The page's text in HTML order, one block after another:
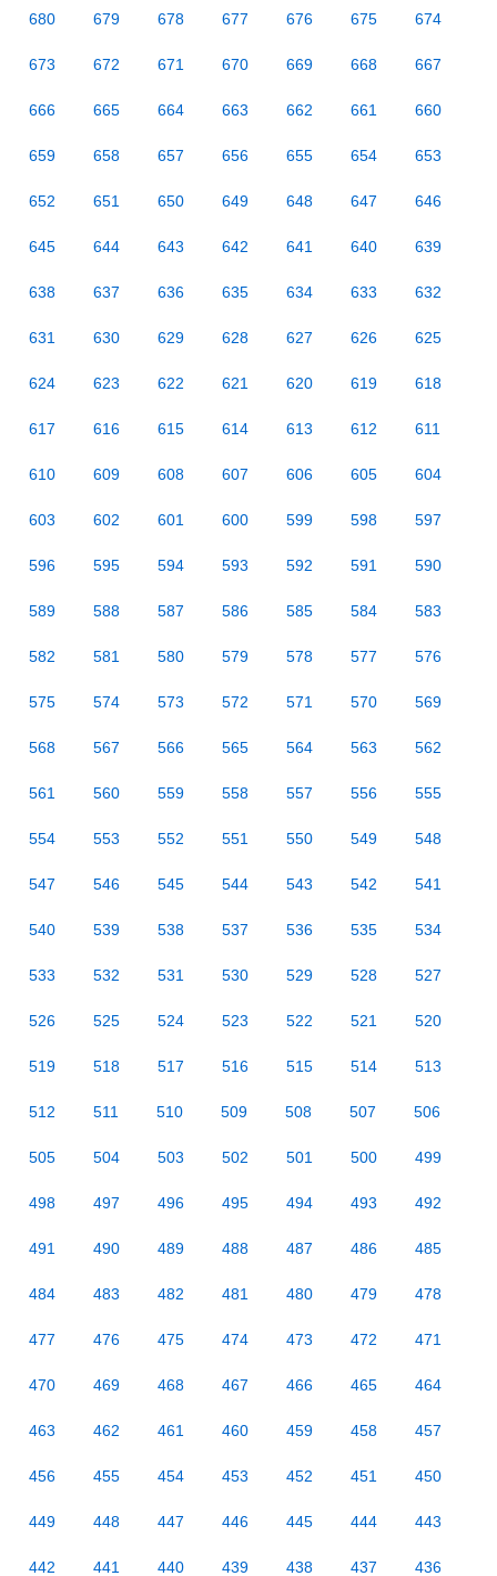
680 679 678 677 676 675 674
673 672 671 670 669 668 667
666 665 664 663 662 661 660
659 658 657 656 655 654 653
652 651 650 649 648 647 646
645 644 643 642 641 640 639
638 637 636 635 634 633 632
631 630 629 628 627 626 625
624 623 622 621 620 619 618
617 616 615 614 613 612 611
610 609 608 607 606 605 604
603 602 601 600 599 598 597
596 595 594 593 592 591 590
589 588 587 586 585 584 583
582 581 580 579 578 577 576
575 574 573 572 571 570 569
568 567 566 565 564 563 562
561 560 559 558 557 556 555
554 553 552 551 550 549 548
547 546 545 544 543 542 541
540 539 538 537 536 535 534
533 532 531 530 529 528 527
526 525 524 523 522 521 520
519 518 517 516 515 514 513
512 511 510 509 508 507 506
505 504 503 502 501 500 499
498 497 496 495 494 493 492
491 490 489 488 487 486 485
484 483 482 481 480 479 478
477 476 475 474 473 472 471
470 469 468 467 466 465 464
463 462 461 460 459 458 457
456 455 454 453 452 451 450
449 448 447 446 445 444 443
442 441 440 439 438 437 436